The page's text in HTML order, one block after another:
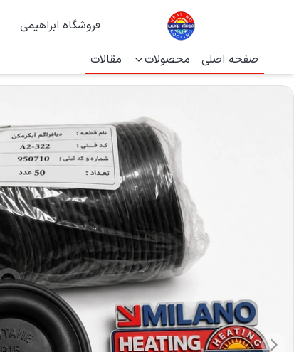
فروشگاه ابراهیمی
صفحه اصلی محصولات مقالات